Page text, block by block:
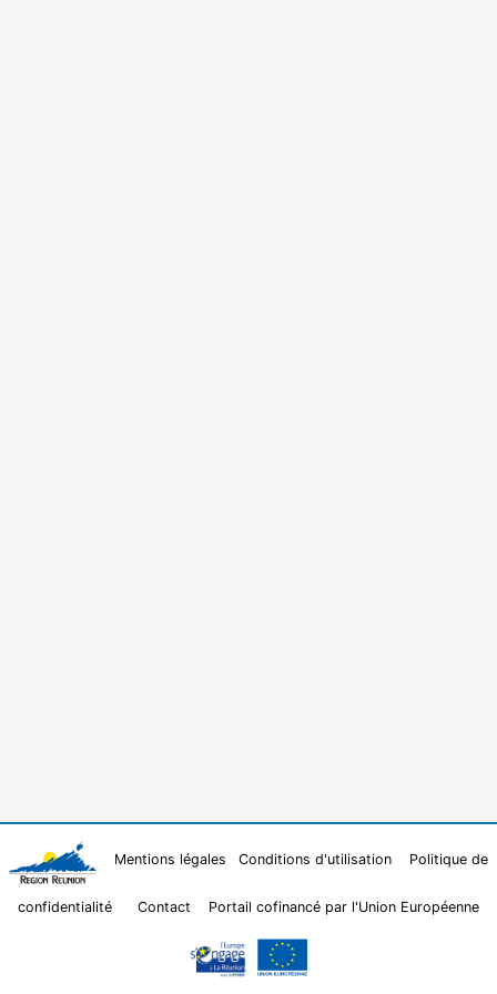
Mentions légales Conditions d'utilisation Politique de
confidentialité Contact Portail cofinancé par l'Union Européenne